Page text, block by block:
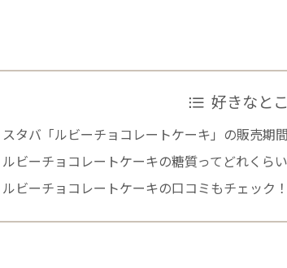
好きなと
スタバ「ルビーチョコレートケーキ」の販売期
ルビーチョコレートケーキの糖質ってどれくら
ルビーチョコレートケーキの口コミもチェック！